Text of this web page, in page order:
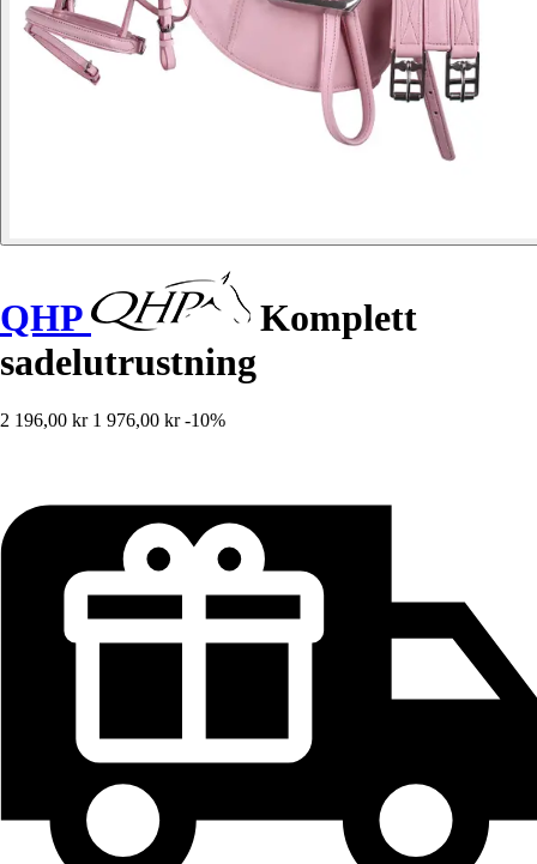
QHP
Komplett
sadelutrustning
2 196,00 kr 1 976,00 kr -10%